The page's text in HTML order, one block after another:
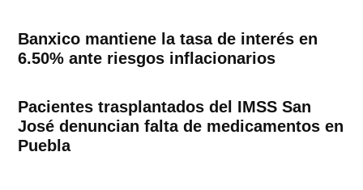
Banxico mantiene la tasa de interés en
6.50% ante riesgos inflacionarios
Pacientes trasplantados del IMSS San
José denuncian falta de medicamentos en
Puebla